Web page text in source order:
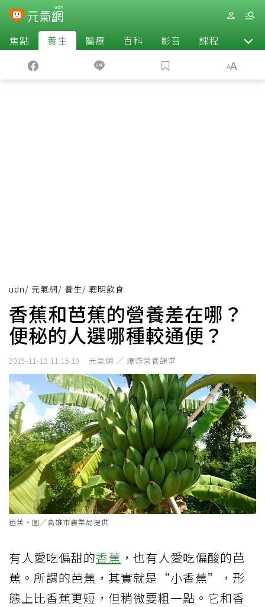
焦點 養生 醫療 百科 影音 課程 退休
udn/ 元氣網/ 養生/ 聰明飲食
香蕉和芭蕉的營養差在哪？
便秘的人選哪種較通便？
2019-11-12 11:15:19 元氣網 ／ 爆炸營養課堂
芭蕉。圖／高雄市農業局提供
有人愛吃偏甜的香蕉 ，也有人愛吃偏酸的芭
蕉。所謂的芭蕉，其實就是“小香蕉”，形
態上比香蕉更短，但稍微要粗一點。它和香